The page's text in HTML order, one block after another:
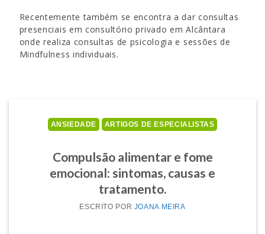
Recentemente também se encontra a dar consultas
presenciais em consultório privado em Alcântara
onde realiza consultas de psicologia e sessões de
Mindfulness individuais.
ANSIEDADE ARTIGOS DE ESPECIALISTAS
Compulsão alimentar e fome
emocional: sintomas, causas e
tratamento.
POR JOANA MEIRA